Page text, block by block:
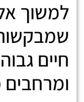
למשוך
חיים